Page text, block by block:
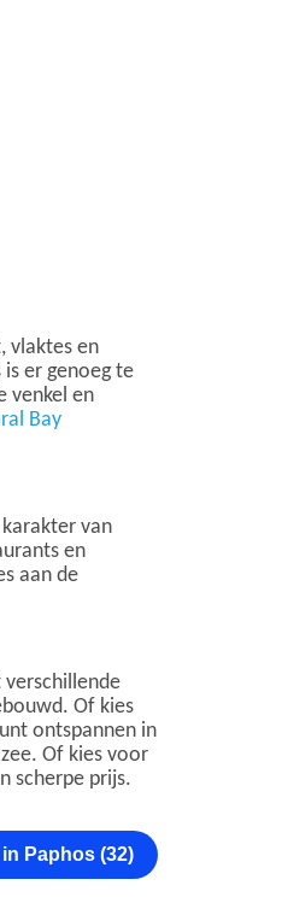
vlaktes en
er genoeg te
venkel en
Bay
van
en
aan de
Of kies
ontspannen in
Of kies voor
scherpe prijs.
Paphos (32)